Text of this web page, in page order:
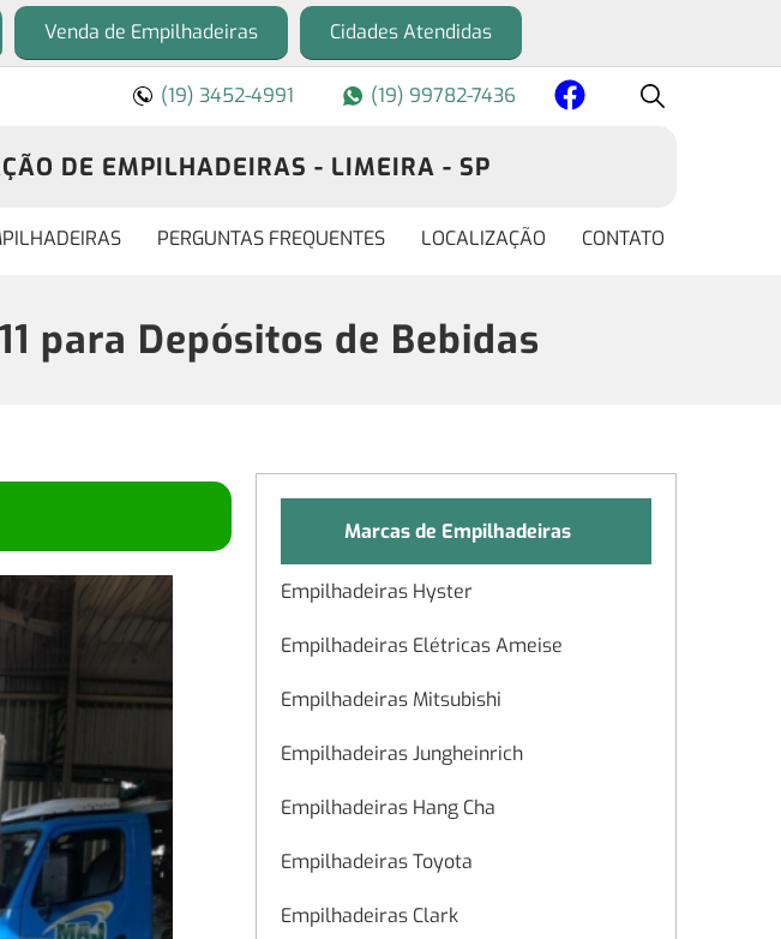
Venda de Empilhadeiras Cidades Atendidas
(19) 3452-4991 (19) 99782-7436
DE EMPILHADEIRAS - LIMEIRA - SP
PERGUNTAS FREQUENTES LOCALIZAÇÃO CONTATO
para Depósitos de Bebidas
Marcas de Empilhadeiras
Empilhadeiras Hyster
Empilhadeiras Elétricas Ameise
Empilhadeiras Mitsubishi
Empilhadeiras Jungheinrich
Empilhadeiras Hang Cha
Empilhadeiras Toyota
Empilhadeiras Clark